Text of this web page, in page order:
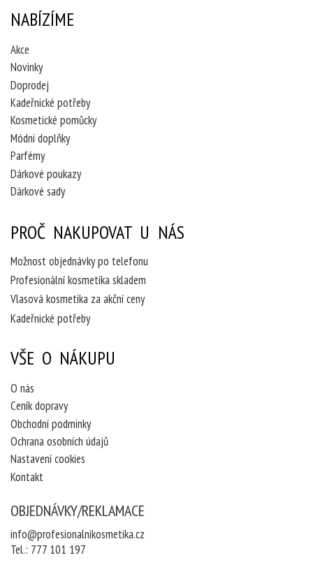
NABÍZÍME
Akce
Novinky
Doprodej
Kadeřnické potřeby
Kosmetické pomůcky
Módní doplňky
Parfémy
Dárkové poukazy
Dárkové sady
PROČ NAKUPOVAT U NÁS
Možnost objednávky po telefonu
Profesionální kosmetika skladem
Vlasová kosmetika za akční ceny
Kadeřnické potřeby
VŠE O NÁKUPU
O nás
Ceník dopravy
Obchodní podmínky
Ochrana osobních údajů
Nastavení cookies
Kontakt
OBJEDNÁVKY/REKLAMACE
info@profesionalnikosmetika.cz
Tel.: 777 101 197